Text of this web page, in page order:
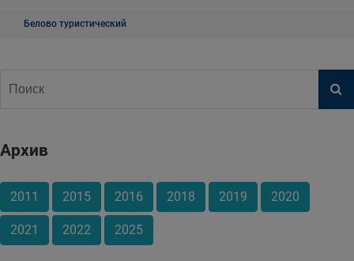
Белово туристический
Архив
2011 2015 2016 2018 2019 2020
2021 2022 2025